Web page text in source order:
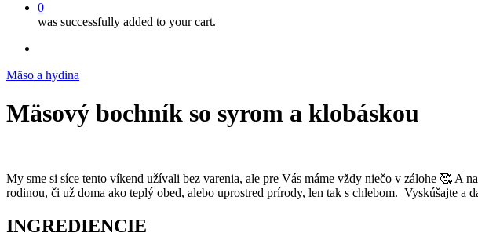
0
was successfully added to your cart.
Mäso a hydina
Mäsový bochník so syrom a klobáskou
My sme si síce tento víkend užívali bez varenia, ale pre Vás máme vždy niečo v zálohe 🥰 A
rodinou, či už doma ako teplý obed, alebo uprostred prírody, len tak s chlebom. Vyskúšajte a
INGREDIENCIE